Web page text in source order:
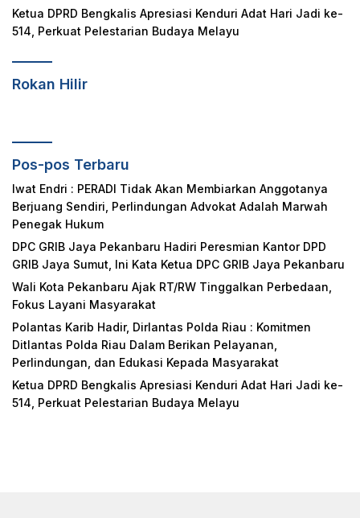
Ketua DPRD Bengkalis Apresiasi Kenduri Adat Hari Jadi ke-
514, Perkuat Pelestarian Budaya Melayu
Rokan Hilir
Pos-pos Terbaru
Iwat Endri : PERADI Tidak Akan Membiarkan Anggotanya
Berjuang Sendiri, Perlindungan Advokat Adalah Marwah
Penegak Hukum
DPC GRIB Jaya Pekanbaru Hadiri Peresmian Kantor DPD
GRIB Jaya Sumut, Ini Kata Ketua DPC GRIB Jaya Pekanbaru
Wali Kota Pekanbaru Ajak RT/RW Tinggalkan Perbedaan,
Fokus Layani Masyarakat
Polantas Karib Hadir, Dirlantas Polda Riau : Komitmen
Ditlantas Polda Riau Dalam Berikan Pelayanan,
Perlindungan, dan Edukasi Kepada Masyarakat
Ketua DPRD Bengkalis Apresiasi Kenduri Adat Hari Jadi ke-
514, Perkuat Pelestarian Budaya Melayu